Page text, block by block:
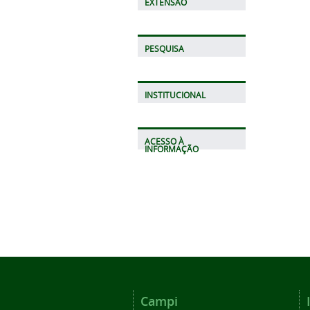
EXTENSÃO
PESQUISA
INSTITUCIONAL
ACESSO À
INFORMAÇÃO
Campi